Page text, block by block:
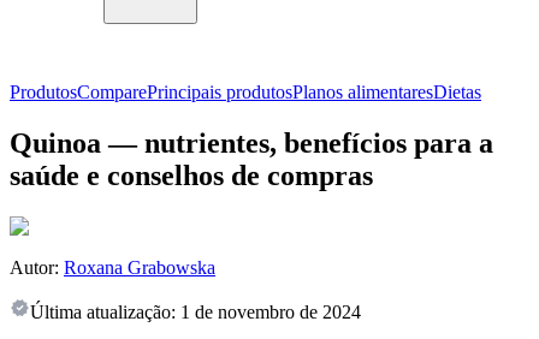
ProdutosComparePrincipais produtosPlanos alimentaresDietas
Quinoa — nutrientes, benefícios para a
saúde e conselhos de compras
Autor: Roxana Grabowska
Última atualização: 1 de novembro de 2024